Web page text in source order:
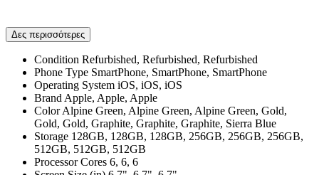
Δες περισσότερες
Condition Refurbished, Refurbished, Refurbished
Phone Type SmartPhone, SmartPhone, SmartPhone
Operating System iOS, iOS, iOS
Brand Apple, Apple, Apple
Color Alpine Green, Alpine Green, Alpine Green, Gold,
Gold, Gold, Graphite, Graphite, Graphite, Sierra Blue
Storage 128GB, 128GB, 128GB, 256GB, 256GB, 256GB,
512GB, 512GB, 512GB
Processor Cores 6, 6, 6